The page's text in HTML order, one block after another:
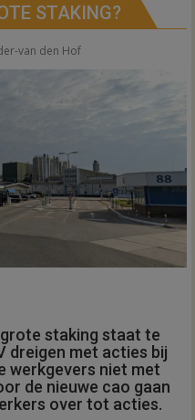
STAKING?
van den Hof
staking staat te
dreigen met acties bij
werkgevers niet met
de nieuwe cao gaan
over tot acties.